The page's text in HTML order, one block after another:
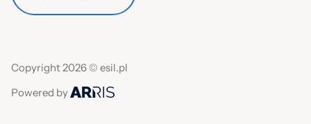
Copyright 2026 © esil.pl
Powered by